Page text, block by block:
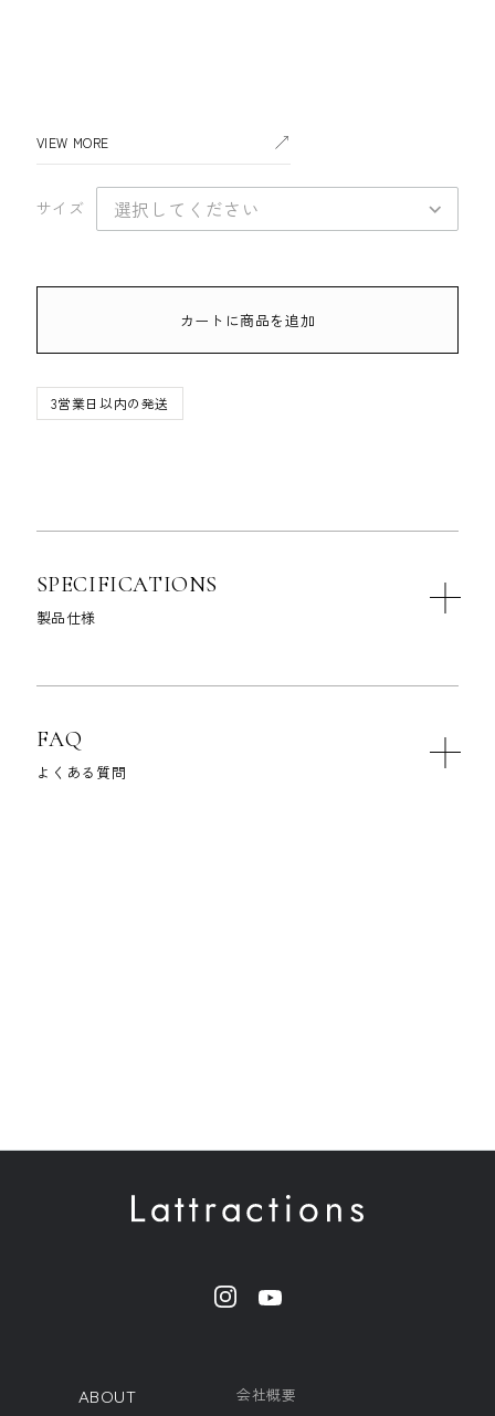
VIEW MORE
サイズ
カートに商品を追加
3営業日以内の発送
SPECIFICATIONS
製品仕様
FAQ
よくある質問
ABOUT 会社概要